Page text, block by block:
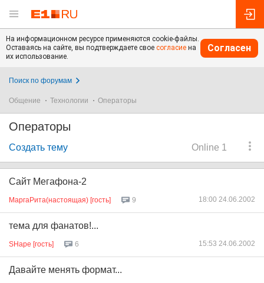
На информационном ресурсе применяются cookie-файлы.
Оставаясь на сайте, вы подтверждаете свое согласие на
их использование.
Согласен
Поиск по форумам
Общение Технологии Операторы
Операторы
Online 1
Создать тему
Сайт Мегафона-2
МаргаРита(настоящая) [гость] 9 18:00 24.06.2002
тема для фанатов!...
SHape [гость] 6 15:53 24.06.2002
Давайте менять формат...